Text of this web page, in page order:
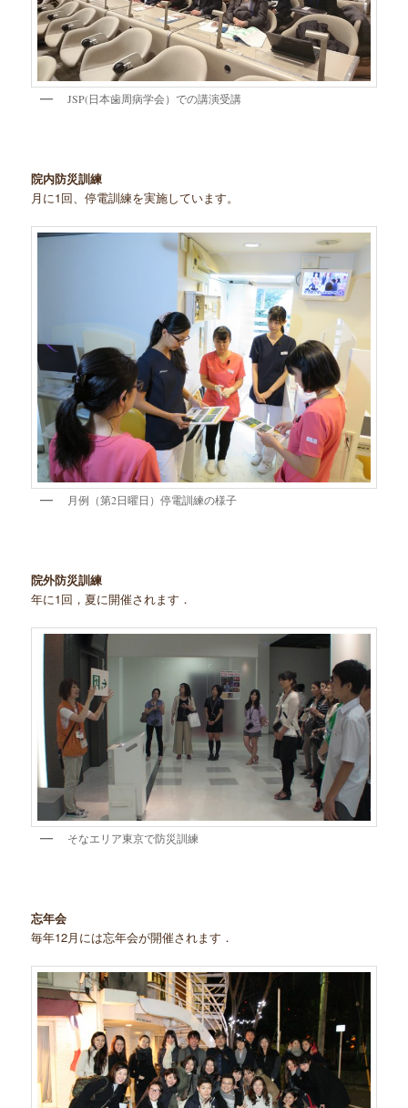
JSP(日本歯周病学会）での講演受講
院内防災訓練
月に1回、停電訓練を実施しています。
月例（第2日曜日）停電訓練の様子
院外防災訓練
年に1回，夏に開催されます．
そなエリア東京で防災訓練
忘年会
毎年12月には忘年会が開催されます．